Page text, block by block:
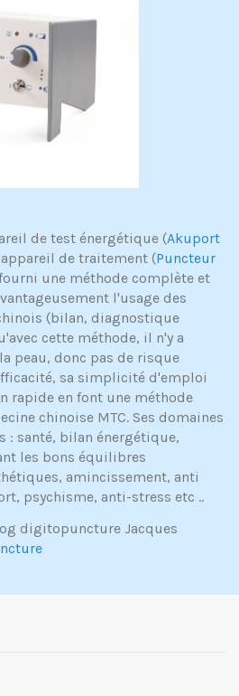
de test énergétique (Akuport
de traitement (Puncteur
une méthode complète et
l'usage des
(bilan, diagnostique
cette méthode, il n'y a
peau, donc pas de risque
sa simplicité d'emploi
rapide en font une méthode
chinoise MTC. Ses domaines
: santé, bilan énergétique,
les bons équilibres
amincissement, anti
psychisme, anti-stress etc ..
digitopuncture Jacques